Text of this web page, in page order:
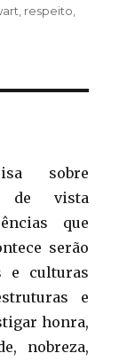
respeito
sobre
de vista
que
serão
e culturas
e
honra,
nobreza,